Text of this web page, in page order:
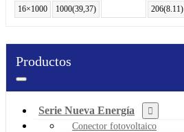
16×1000
1000(39,37) 206(8.11)
Productos
Serie Nueva Energía
Conector fotovoltaico